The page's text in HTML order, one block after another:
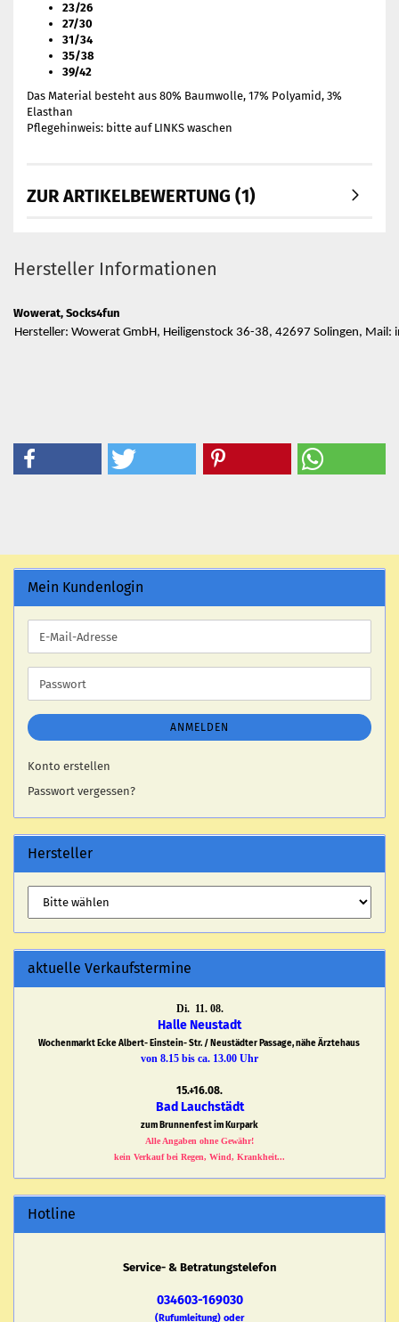
23/26
27/30
31/34
35/38
39/42
Das Material besteht aus 80% Baumwolle, 17% Polyamid, 3%
Elasthan
Pflegehinweis: bitte auf LINKS waschen
ZUR ARTIKELBEWERTUNG (1)
Hersteller Informationen
Wowerat, Socks4fun
Hersteller: Wowerat GmbH, Heiligenstock 36-38, 42697 Solingen,
Mein Kundenlogin
E-
Mail-
Adresse
Passwort
ANMELDEN
Konto erstellen
Passwort vergessen?
Hersteller
aktuelle Verkaufstermine
Di. 11. 08.
Halle Neustadt
Wochenmarkt Ecke Albert- Einstein- Str. / Neustädter Passage, nähe Ärztehaus
von 8.15 bis ca. 13.00 Uhr
15.+16.08.
Bad Lauchstädt
zum Brunnenfest im Kurpark
Alle Angaben ohne Gewähr!
kein Verkauf bei Regen, Wind, Krankheit...
Hotline
Service- & Betratungstelefon
034603-169030
(Rufumleitung) oder